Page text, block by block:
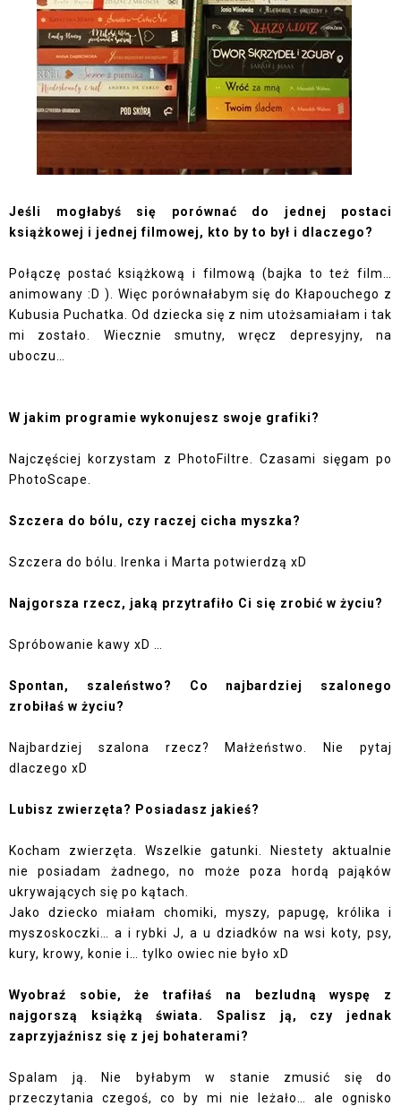
Jeśli mogłabyś się porównać do jednej postaci
książkowej i jednej filmowej, kto by to był i dlaczego?
Połączę postać książkową i filmową (bajka to też film…
animowany :D ). Więc porównałabym się do Kłapouchego z
Kubusia Puchatka. Od dziecka się z nim utożsamiałam i tak
mi zostało. Wiecznie smutny, wręcz depresyjny, na
uboczu…
W jakim programie wykonujesz swoje grafiki?
Najczęściej korzystam z PhotoFiltre. Czasami sięgam po
PhotoScape.
Szczera do bólu, czy raczej cicha myszka?
Szczera do bólu. Irenka i Marta potwierdzą xD
Najgorsza rzecz, jaką przytrafiło Ci się zrobić w życiu?
Spróbowanie kawy xD …
Spontan, szaleństwo? Co najbardziej szalonego
zrobiłaś w życiu?
Najbardziej szalona rzecz? Małżeństwo. Nie pytaj
dlaczego xD
Lubisz zwierzęta? Posiadasz jakieś?
Kocham zwierzęta. Wszelkie gatunki. Niestety aktualnie
nie posiadam żadnego, no może poza hordą pająków
ukrywających się po kątach.
Jako dziecko miałam chomiki, myszy, papugę, królika i
myszoskoczki… a i rybkiJ, a u dziadków na wsi koty, psy,
kury, krowy, konie i… tylko owiec nie było xD
Wyobraź sobie, że trafiłaś na bezludną wyspę z
najgorszą książką świata. Spalisz ją, czy jednak
zaprzyjaźnisz się z jej bohaterami?
Spalam ją. Nie byłabym w stanie zmusić się do
przeczytania czegoś, co by mi nie leżało… ale ognisko